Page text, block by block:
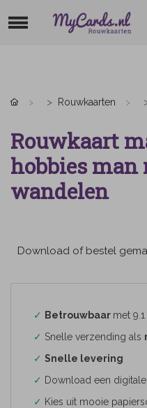
Rouwkaarten
Rouwkaart
hobbies man
wandelen
Download of bestel
✓ Betrouwbaar met
✓ Snelle verzending als
✓ Snelle levering
✓ Download een
✓ Kies uit mooie